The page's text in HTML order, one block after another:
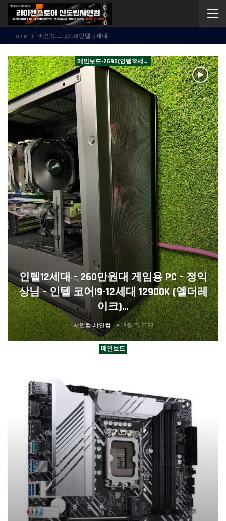
Home 메인보드-Z690(인텔12세대)
메인보드-Z690(인텔12세대)
인텔12세대 – 260만원대 게임용 PC – 정익
상님 – 인텔 코어i9-12세대 12900K (엘더레
이크)…
샤인컴 샤인컴 9월 16, 2022
메인보드